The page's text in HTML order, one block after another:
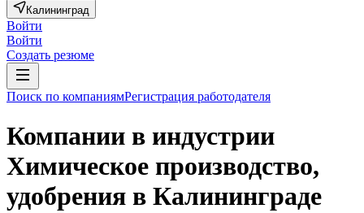
Калининград
Войти
Войти
Создать резюме
Поиск по компаниямРегистрация работодателя
Компании в индустрии
Химическое производство,
удобрения в Калининграде